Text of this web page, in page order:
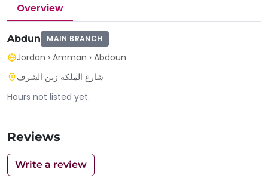
Overview
Abdun MAIN BRANCH
Jordan › Amman › Abdoun
شارع الملكة زين الشرف
Hours not listed yet.
Reviews
Write a review